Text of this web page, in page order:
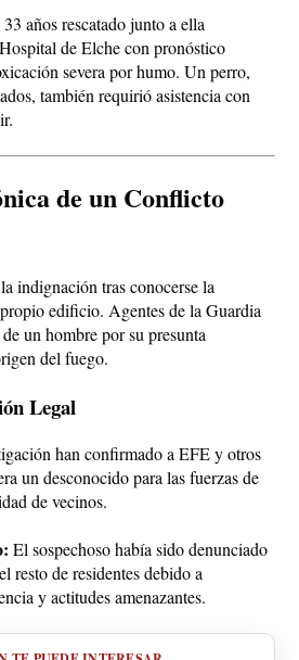
años rescatado junto a ella
de Elche con pronóstico
severa por humo. Un perro,
también requirió asistencia con
de un Conflicto
indignación tras conocerse la
edificio. Agentes de la Guardia
un hombre por su presunta
del fuego.
Legal
han confirmado a EFE y otros
un desconocido para las fuerzas de
de vecinos.
El sospechoso había sido denunciado
resto de residentes debido a
y actitudes amenazantes.